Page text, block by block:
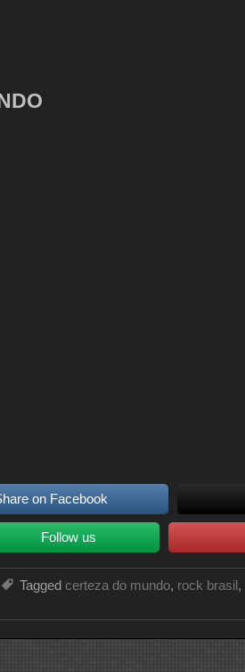
on Facebook
Follow us
Tagged certeza do mundo, rock brasil,